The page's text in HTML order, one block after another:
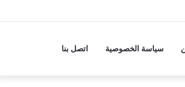
سياسة الخصوصية اتصل بنا